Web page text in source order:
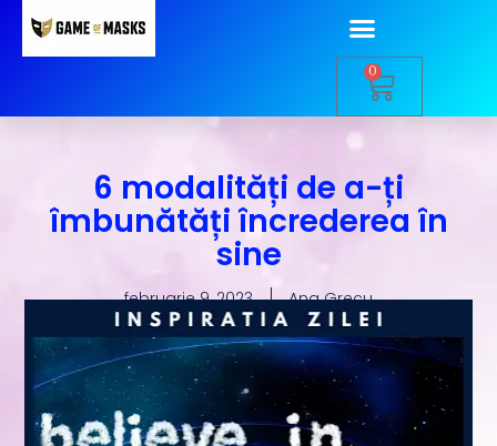
0
6 modalități de a-ți
îmbunătăți încrederea în
sine
februarie 9, 2023 Ana Grecu